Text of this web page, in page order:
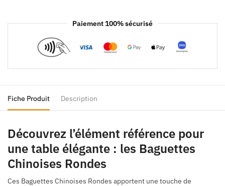
Paiement 100% sécurisé
Fiche Produit Description
Découvrez l’élément référence pour
une table élégante : les Baguettes
Chinoises Rondes
Ces Baguettes Chinoises Rondes apportent une touche de